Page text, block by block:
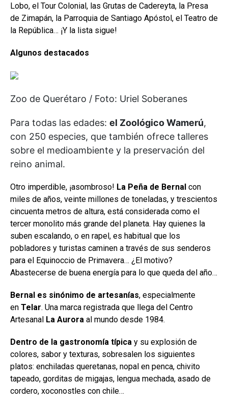
Lobo, el Tour Colonial, las Grutas de Cadereyta, la Presa
de Zimapán, la Parroquia de Santiago Apóstol, el Teatro de
la República… ¡Y la lista sigue!
Algunos destacados
Zoo de Querétaro / Foto: Uriel Soberanes
Para todas las edades: el Zoológico Wamerú,
con 250 especies, que también ofrece talleres
sobre el medioambiente y la preservación del
reino animal.
Otro imperdible, ¡asombroso! La Peña de Bernal con
miles de años, veinte millones de toneladas, y trescientos
cincuenta metros de altura, está considerada como el
tercer monolito más grande del planeta. Hay quienes la
suben escalando, o en rapel, es habitual que los
pobladores y turistas caminen a través de sus senderos
para el Equinoccio de Primavera… ¿El motivo?
Abastecerse de buena energía para lo que queda del año…
Bernal es sinónimo de artesanías, especialmente
en Telar. Una marca registrada que llega del Centro
Artesanal La Aurora al mundo desde 1984.
Dentro de la gastronomía típica y su explosión de
colores, sabor y texturas, sobresalen los siguientes
platos: enchiladas queretanas, nopal en penca, chivito
tapeado, gorditas de migajas, lengua mechada, asado de
cordero, xoconostles con chile…